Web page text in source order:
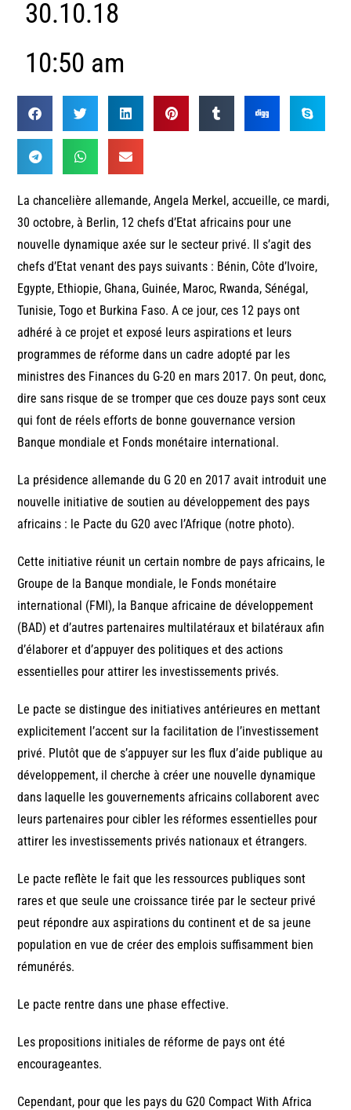
30.10.18
10:50 am
La chancelière allemande, Angela Merkel, accueille, ce mardi,
30 octobre, à Berlin, 12 chefs d’Etat africains pour une
nouvelle dynamique axée sur le secteur privé. Il s’agit des
chefs d’Etat venant des pays suivants : Bénin, Côte d’Ivoire,
Egypte, Ethiopie, Ghana, Guinée, Maroc, Rwanda, Sénégal,
Tunisie, Togo et Burkina Faso. A ce jour, ces 12 pays ont
adhéré à ce projet et exposé leurs aspirations et leurs
programmes de réforme dans un cadre adopté par les
ministres des Finances du G-20 en mars 2017. On peut, donc,
dire sans risque de se tromper que ces douze pays sont ceux
qui font de réels efforts de bonne gouvernance version
Banque mondiale et Fonds monétaire international.
La présidence allemande du G 20 en 2017 avait introduit une
nouvelle initiative de soutien au développement des pays
africains : le Pacte du G20 avec l’Afrique (notre photo).
Cette initiative réunit un certain nombre de pays africains, le
Groupe de la Banque mondiale, le Fonds monétaire
international (FMI), la Banque africaine de développement
(BAD) et d’autres partenaires multilatéraux et bilatéraux afin
d’élaborer et d’appuyer des politiques et des actions
essentielles pour attirer les investissements privés.
Le pacte se distingue des initiatives antérieures en mettant
explicitement l’accent sur la facilitation de l’investissement
privé. Plutôt que de s’appuyer sur les flux d’aide publique au
développement, il cherche à créer une nouvelle dynamique
dans laquelle les gouvernements africains collaborent avec
leurs partenaires pour cibler les réformes essentielles pour
attirer les investissements privés nationaux et étrangers.
Le pacte reflète le fait que les ressources publiques sont
rares et que seule une croissance tirée par le secteur privé
peut répondre aux aspirations du continent et de sa jeune
population en vue de créer des emplois suffisamment bien
rémunérés.
Le pacte rentre dans une phase effective.
Les propositions initiales de réforme de pays ont été
encourageantes.
Cependant, pour que les pays du G20 Compact With Africa